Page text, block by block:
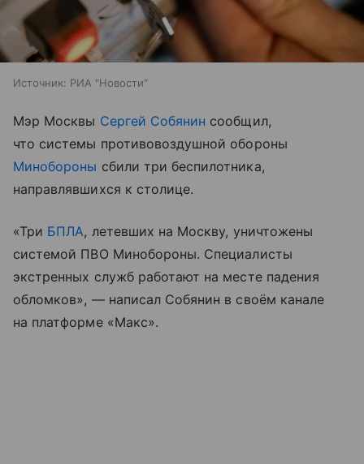
Источник: РИА "Новости"
Мэр Москвы Сергей Собянин сообщил,
что системы противовоздушной обороны
Минобороны сбили три беспилотника,
направлявшихся к столице.
«Три БПЛА, летевших на Москву, уничтожены
системой ПВО Минобороны. Специалисты
экстренных служб работают на месте падения
обломков», — написал Собянин в своём канале
на платформе «Макс».